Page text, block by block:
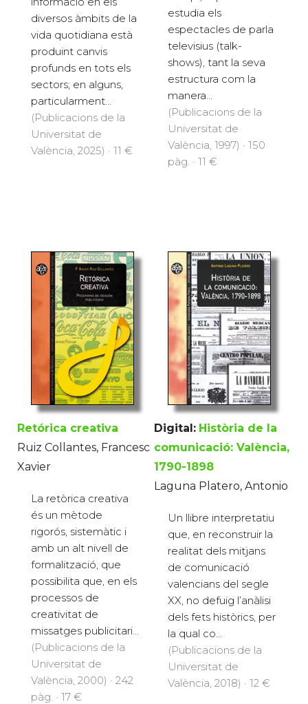
diversos àmbits de la
vida quotidiana està
produint canvis
profunds en tots els
sectors; en alguns,
particularment...
(Publicacions de la
Universitat de
València, 2025) · 11 €
estudia els
espectacles de parla
televisius (talk-
shows), tant la seva
estructura com la
manera...
(Publicacions de la
Universitat de
València, 1997) · 150
pàg. · 11 €
Retórica creativa
Ruiz Collantes, Francesc
Xavier
La retòrica creativa
és un mètode
rigorós, sistemàtic i
amb un alt nivell de
formalització, que
possibilita que, en els
processos de
creativitat de
missatges publicitari...
(Publicacions de la
Universitat de
València, 2000) · 242
pàg. · 17 €
Digital: Història de la
comunicació: València,
1790-1898
Laguna Platero, Antonio
Un llibre interpretatiu
que, en reconstruir la
realitat dels mitjans
de comunicació
valencians del segle
XX, no defuig l’anàlisi
dels fets històrics, per
la qual co...
(Publicacions de la
Universitat de
València, 2018) · 12 €